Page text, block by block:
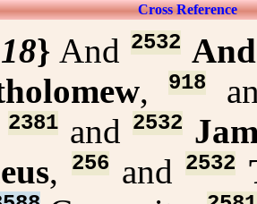
Cross Reference
}And 2532
, 918
2381and 2532
, 256and 2532